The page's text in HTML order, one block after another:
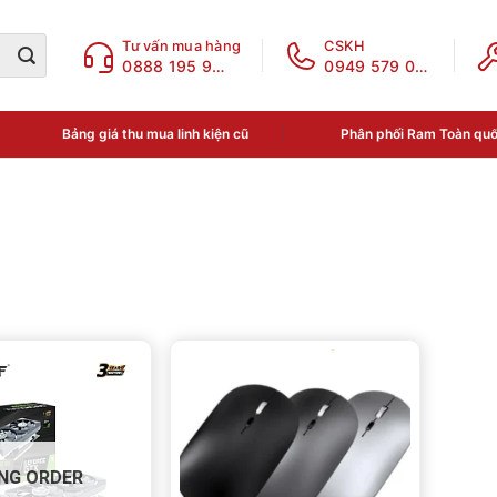
Tư vấn mua hàng
0888 195 969
CSKH
0949 579 078
Bảng giá thu mua linh kiện cũ Phân phối Ram Toàn
giá
—
Chưa phân loại
ĐIỆN THOẠI - LINH KIỆN
ORDER